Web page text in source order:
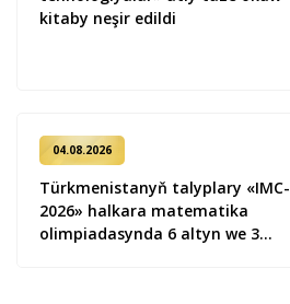
kitaby neşir edildi
04.08.2026
Türkmenistanyň talyplary «IMC-
2026» halkara matematika
olimpiadasynda 6 altyn we 3